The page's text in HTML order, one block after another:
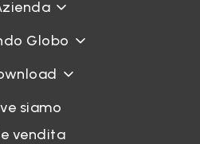
Globo
siamo
vendita